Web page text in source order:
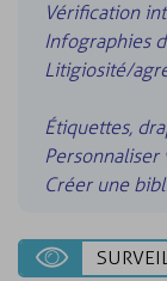
Vérification
Infographies
Litigiosité/
Étiquettes,
Personnaliser
Créer une